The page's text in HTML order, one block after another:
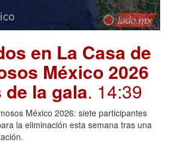
en La Casa de
México 2026
la gala. 14:39
México 2026: siete participantes
la eliminación esta semana tras una